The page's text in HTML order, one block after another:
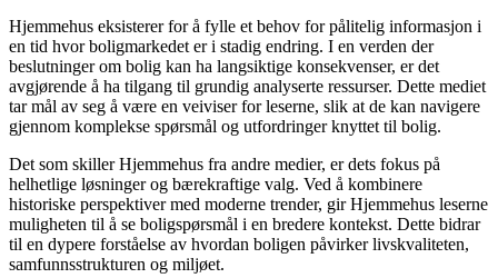
Hjemmehus eksisterer for å fylle et behov for pålitelig informasjon i
en tid hvor boligmarkedet er i stadig endring. I en verden der
beslutninger om bolig kan ha langsiktige konsekvenser, er det
avgjørende å ha tilgang til grundig analyserte ressurser. Dette mediet
tar mål av seg å være en veiviser for leserne, slik at de kan navigere
gjennom komplekse spørsmål og utfordringer knyttet til bolig.
Det som skiller Hjemmehus fra andre medier, er dets fokus på
helhetlige løsninger og bærekraftige valg. Ved å kombinere
historiske perspektiver med moderne trender, gir Hjemmehus leserne
muligheten til å se boligspørsmål i en bredere kontekst. Dette bidrar
til en dypere forståelse av hvordan boligen påvirker livskvaliteten,
samfunnsstrukturen og miljøet.